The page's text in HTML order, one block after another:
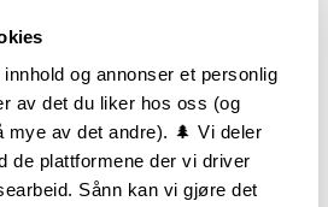
og annonser et personlig
av det du liker hos oss (og
mye av det andre). 🌲 Vi deler
de plattformene der vi driver
Sånn kan vi gjøre det